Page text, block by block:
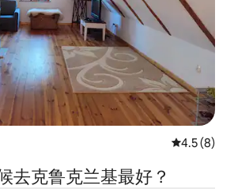
平均评分
4.5 (8)
去克鲁克兰基最好？